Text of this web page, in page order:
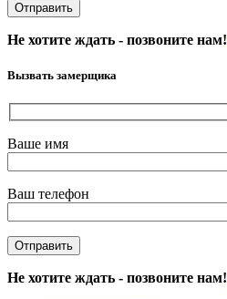
Не хотите ждать - позвоните нам!
Вызвать замерщика
Ваше имя
Ваш телефон
Не хотите ждать - позвоните нам!